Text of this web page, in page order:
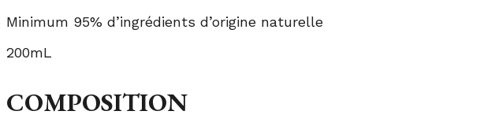
Minimum 95% d’ingrédients d’origine naturelle
200mL
COMPOSITION